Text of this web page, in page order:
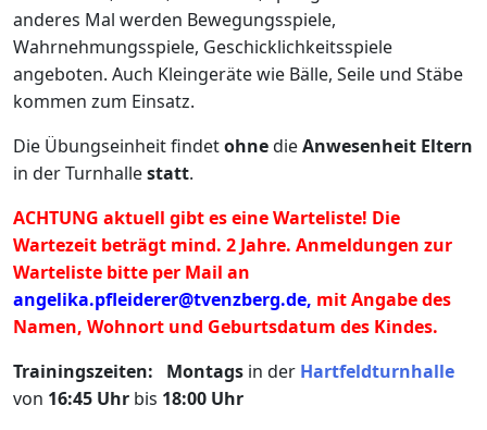
anderes Mal werden Bewegungsspiele,
Wahrnehmungsspiele, Geschicklichkeitsspiele
angeboten. Auch Kleingeräte wie Bälle, Seile und Stäbe
kommen zum Einsatz.
Die Übungseinheit findetohnedieAnwesenheit Eltern
in der Turnhallestatt.
ACHTUNG aktuell gibt es eine Warteliste! Die
Wartezeit beträgt mind. 2 Jahre. Anmeldungen zur
Warteliste bitte per Mail an
angelika.pfleiderer@tvenzberg.de, mit Angabe des
Namen, Wohnort und Geburtsdatum des Kindes.
Trainingszeiten:
Montags in der Hartfeldturnhalle
von 16:45 Uhr bis 18:00 Uhr